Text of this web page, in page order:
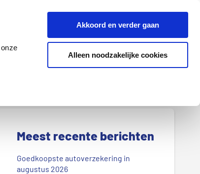
Akkoord en verder gaan
Alleen noodzakelijke cookies
Z
e
k
d
n
b
Meest recente berichten
Goedkoopste autoverzekering in
augustus 2026